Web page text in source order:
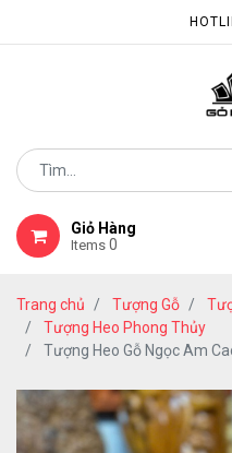
Giỏ Hàng
Items 0
Trang chủ Tượng Gỗ
Tượng Heo Phong Thủy
Tượng Heo Gỗ Ngọc Am